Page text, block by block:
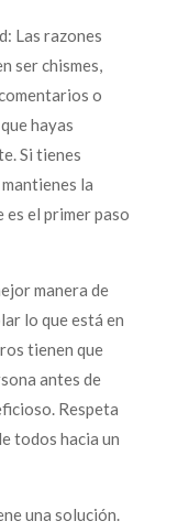
Las razones
ser chismes,
o
hayas
Si tienes
la
el primer paso
manera de
lo que está en
tienen que
antes de
Respeta
todos hacia un
una solución.